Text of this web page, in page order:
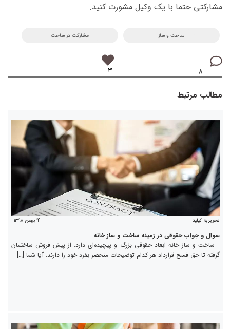
مشارکتی حتما با یک وکیل مشورت کنید.
ساخت و ساز مشارکت در ساخت
۸ ۳
مطالب مرتبط
تحریریه کیلید ۱۴ بهمن ۱۳۹۸
سوال و جواب حقوقی در زمینه ساخت و ساز خانه
ساخت و ساز خانه ابعاد حقوقی بزرگ و پیچیده‌ای دارد. از پیش فروش ساختمان
گرفته تا حق فسخ قرارداد هر کدام توضیحات منحصر بفرد خود را دارند. آیا شما […]